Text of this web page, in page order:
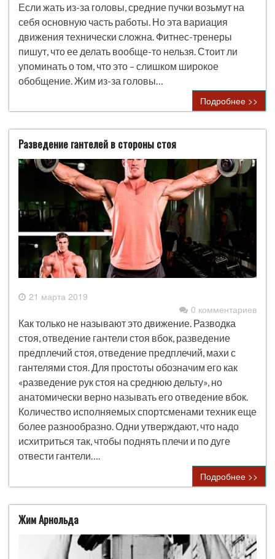
Если жать из-за головы, средние пучки возьмут на
себя основную часть работы. Но эта вариация
движения технически сложна. Фитнес-тренеры
пишут, что ее делать вообще-то нельзя. Стоит ли
упоминать о том, что это – слишком широкое
обобщение. Жим из-за головы…
Подробнее >>
Разведение гантелей в стороны стоя
21 марта 2019
0 комментариев
Как только не называют это движение. Разводка
стоя, отведение гантели стоя вбок, разведение
предплечий стоя, отведение предплечий, махи с
гантелями стоя. Для простоты обозначим его как
«разведение рук стоя на среднюю дельту», но
анатомически верно называть его отведение вбок.
Количество исполняемых спортсменами техник еще
более разнообразно. Одни утверждают, что надо
исхитриться так, чтобы поднять плечи и по дуге
отвести гантели….
Подробнее >>
Жим Арнольда